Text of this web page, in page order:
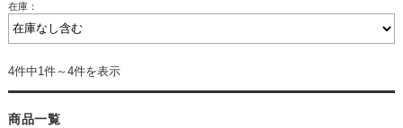
在庫：
4件中1件～4件を表示
商品一覧